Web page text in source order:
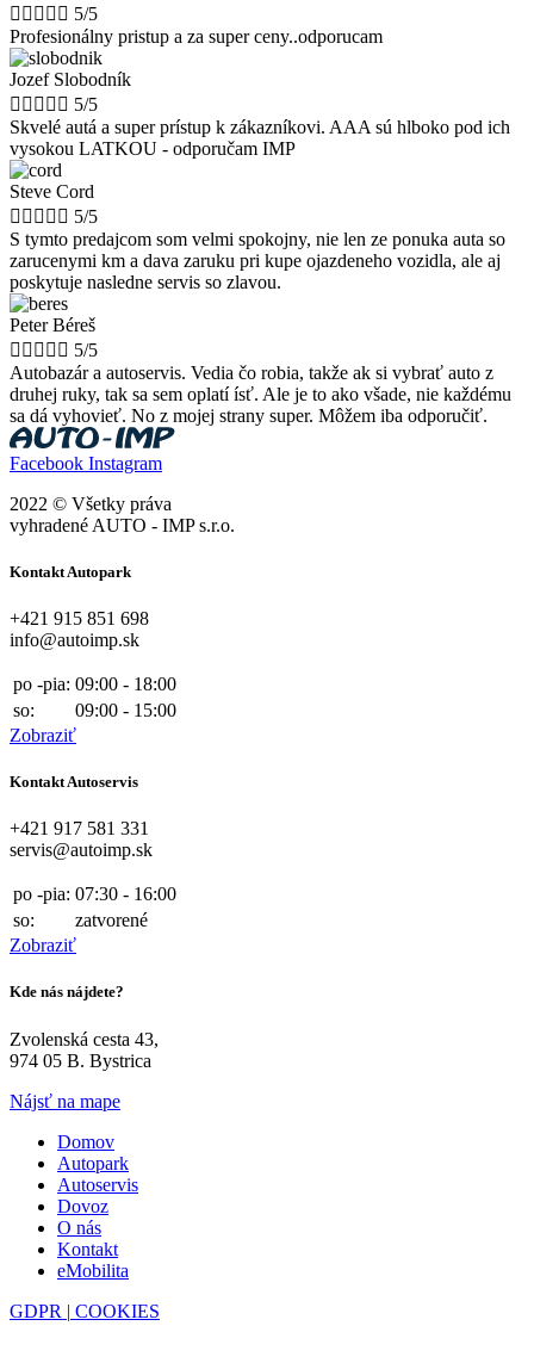
     5/5
Profesionálny pristup a za super ceny..odporucam
Jozef Slobodník
     5/5
Skvelé autá a super prístup k zákazníkovi. AAA sú hlboko pod ich
vysokou LATKOU - odporučam IMP
Steve Cord
     5/5
S tymto predajcom som velmi spokojny, nie len ze ponuka auta so
zarucenymi km a dava zaruku pri kupe ojazdeneho vozidla, ale aj
poskytuje nasledne servis so zlavou.
Peter Béreš
     5/5
Autobazár a autoservis. Vedia čo robia, takže ak si vybrať auto z
druhej ruky, tak sa sem oplatí ísť. Ale je to ako všade, nie každému
sa dá vyhovieť. No z mojej strany super. Môžem iba odporučiť.
Facebook Instagram
2022 © Všetky práva
vyhradené AUTO - IMP s.r.o.
Kontakt Autopark
+421 915 851 698
info@autoimp.sk
po -pia: 09:00 - 18:00
so:
09:00 - 15:00
Zobraziť
Kontakt Autoservis
+421 917 581 331
servis@autoimp.sk
po -pia: 07:30 - 16:00
so:
zatvorené
Zobraziť
Kde nás nájdete?
Zvolenská cesta 43,
974 05 B. Bystrica
Nájsť na mape
Domov
Autopark
Autoservis
Dovoz
O nás
Kontakt
eMobilita
GDPR | COOKIES